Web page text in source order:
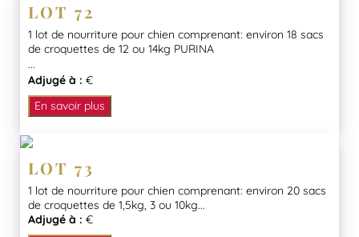
LOT 72
1 lot de nourriture pour chien comprenant: environ 18 sacs
de croquettes de 12 ou 14kg PURINA
...
Adjugé à : €
En savoir plus
LOT 73
1 lot de nourriture pour chien comprenant: environ 20 sacs
de croquettes de 1,5kg, 3 ou 10kg...
Adjugé à : €